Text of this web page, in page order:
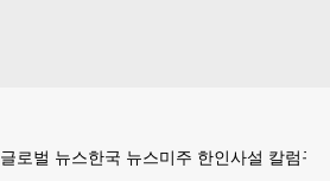
글로벌 뉴스한국 뉴스미주 한인사설 칼럼구